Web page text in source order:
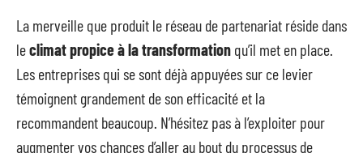
La merveille que produit le réseau de partenariat réside dans
leclimat propice à la transformation qu’il met en place.
Les entreprises qui se sont déjà appuyées sur ce levier
témoignent grandement de son efficacité et la
recommandent beaucoup. N’hésitez pas à l’exploiter pour
augmenter vos chances d’aller au bout du processus de